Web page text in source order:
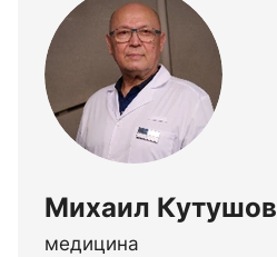
Михаил Кутушов
медицина